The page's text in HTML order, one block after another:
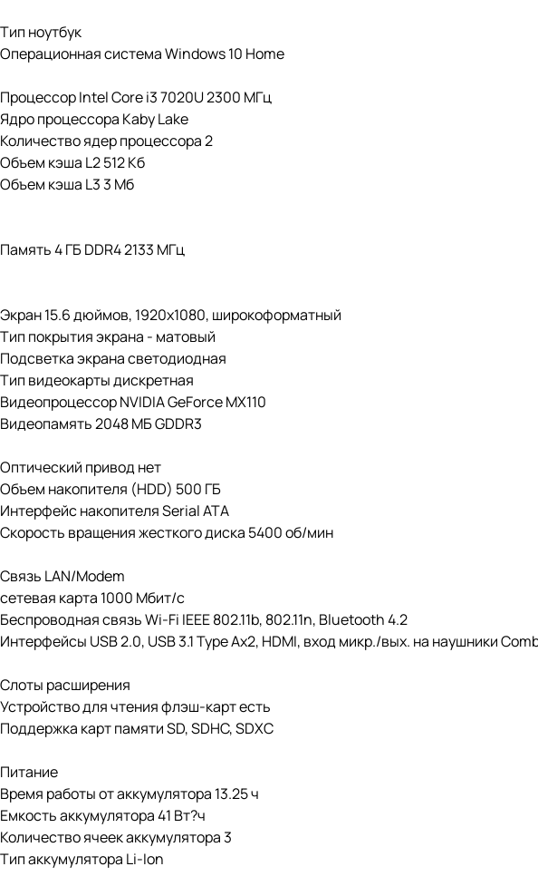
Тип ноутбук
Операционная система Windows 10 Home
Процессор Intel Core i3 7020U 2300 МГц
Ядро процессора Kaby Lake
Количество ядер процессора 2
Объем кэша L2 512 Кб
Объем кэша L3 3 Мб
Память 4 ГБ DDR4 2133 МГц
Экран 15.6 дюймов, 1920x1080, широкоформатный
Тип покрытия экрана - матовый
Подсветка экрана светодиодная
Тип видеокарты дискретная
Видеопроцессор NVIDIA GeForce MX110
Видеопамять 2048 МБ GDDR3
Оптический привод нет
Объем накопителя (HDD) 500 ГБ
Интерфейс накопителя Serial ATA
Скорость вращения жесткого диска 5400 об/мин
Связь LAN/Modem
сетевая карта 1000 Мбит/c
Беспроводная связь Wi-Fi IEEE 802.11b, 802.11n, Bluetooth 4.2
Интерфейсы USB 2.0, USB 3.1 Type Ax2, HDMI, вход микр./вых. на наушники
Слоты расширения
Устройство для чтения флэш-карт есть
Поддержка карт памяти SD, SDHC, SDXC
Питание
Время работы от аккумулятора 13.25 ч
Емкость аккумулятора 41 Вт?ч
Количество ячеек аккумулятора 3
Тип аккумулятора Li-Ion